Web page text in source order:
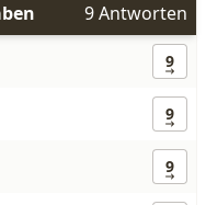
9 Antworten
9
9
9